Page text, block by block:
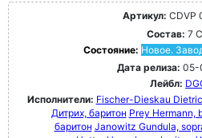
Артикул: CDVP
Состав: 7
Состояние: Новое.
Дата релиза: 05-
Лейбл:
Исполнители: Fischer-Dieskau
Дитрих, баритон Prey Hermann,
баритон Janowitz Gundula,